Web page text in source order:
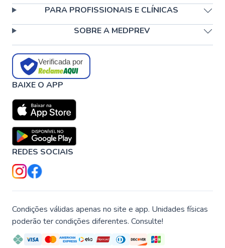
PARA PROFISSIONAIS E CLÍNICAS
SOBRE A MEDPREV
Verificada por
BAIXE O APP
REDES SOCIAIS
Condições válidas apenas no site e app. Unidades físicas
poderão ter condições diferentes. Consulte!